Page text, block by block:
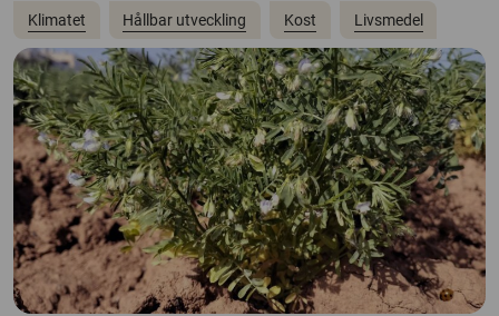
Klimatet Hållbar utveckling Kost Livsmedel